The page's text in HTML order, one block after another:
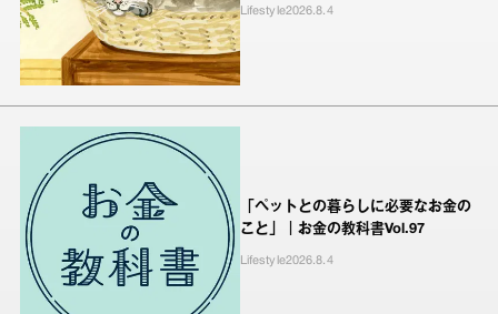
Lifestyle2026.8.4
「ペットとの暮らしに必要なお金の
こと」｜お金の教科書Vol.97
Lifestyle2026.8.4